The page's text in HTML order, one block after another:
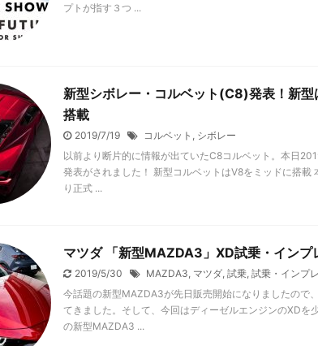
プトが指す３つ ...
新型シボレー・コルベット(C8)発表！新
搭載
2019/7/19 コルベット , シボレー
以前より断片的に情報が出ていたC8コルベット。本日
発表がされました！ 新型コルベットはV8をミッドに搭載
り正式 ...
マツダ 「新型MAZDA3」XD試乗・インプ
2019/5/30 MAZDA3, マツダ, 試乗, 試乗・インプ
今話題の新型MAZDA3が先日販売開始になりましたので
てきました。そして、今回はディーゼルエンジンのXDを
の新型MAZDA3 ...